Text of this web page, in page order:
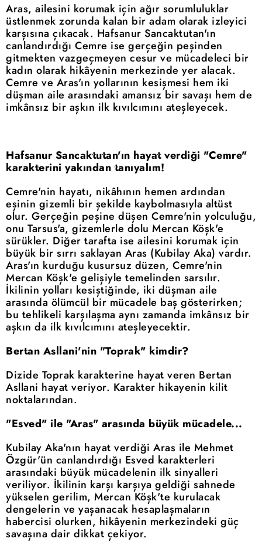
Aras, ailesini korumak için ağır sorumluluklar
üstlenmek zorunda kalan bir adam olarak izleyici
karşısına çıkacak. Hafsanur Sancaktutan'ın
canlandırdığı Cemre ise gerçeğin peşinden
gitmekten vazgeçmeyen cesur ve mücadeleci bir
kadın olarak hikâyenin merkezinde yer alacak.
Cemre ve Aras'ın yollarının kesişmesi hem iki
düşman aile arasındaki amansız bir savaşı hem de
imkânsız bir aşkın ilk kıvılcımını ateşleyecek.
Hafsanur Sancaktutan'ın hayat verdiği "Cemre"
karakterini yakından tanıyalım!
Cemre'nin hayatı, nikâhının hemen ardından
eşinin gizemli bir şekilde kaybolmasıyla altüst
olur. Gerçeğin peşine düşen Cemre'nin yolculuğu,
onu Tarsus'a, gizemlerle dolu Mercan Köşk'e
sürükler. Diğer tarafta ise ailesini korumak için
büyük bir sırrı saklayan Aras (Kubilay Aka) vardır.
Aras'ın kurduğu kusursuz düzen, Cemre'nin
Mercan Köşk'e gelişiyle temelinden sarsılır.
İkilinin yolları kesiştiğinde, iki düşman aile
arasında ölümcül bir mücadele baş gösterirken;
bu tehlikeli karşılaşma aynı zamanda imkânsız bir
aşkın da ilk kıvılcımını ateşleyecektir.
Bertan Asllani'nin "Toprak" kimdir?
Dizide Toprak karakterine hayat veren Bertan
Asllani hayat veriyor. Karakter hikayenin kilit
noktalarından.
"Esved" ile "Aras" arasında büyük mücadele...
Kubilay Aka'nın hayat verdiği Aras ile Mehmet
Özgür'ün canlandırdığı Esved karakterleri
arasındaki büyük mücadelenin ilk sinyalleri
veriliyor. İkilinin karşı karşıya geldiği sahnede
yükselen gerilim, Mercan Köşk'te kurulacak
dengelerin ve yaşanacak hesaplaşmaların
habercisi olurken, hikâyenin merkezindeki güç
savaşına dair dikkat çekiyor.